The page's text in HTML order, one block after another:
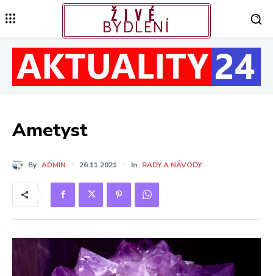
ŽIVÉ
BYDLENÍ
Ametyst
By ADMIN 26.11.2021 In RADY A NÁVODY